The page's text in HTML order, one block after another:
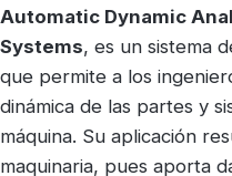
Automatic Dynamic
Systems, es un sistema
que permite a los
dinámica de las partes y
máquina. Su aplicación
maquinaria, pues aporta